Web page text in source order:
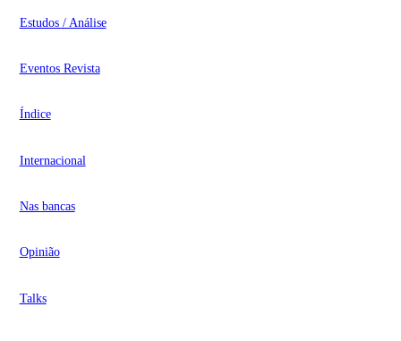
Estudos / Análise
Eventos Revista
Índice
Internacional
Nas bancas
Opinião
Talks